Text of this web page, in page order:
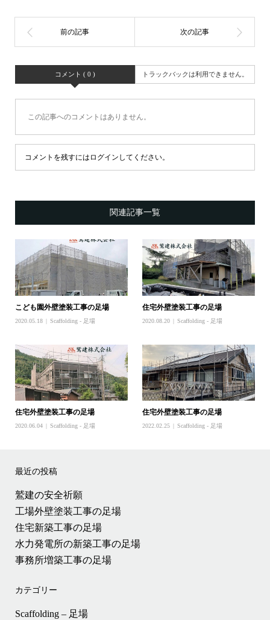
コメント ( 0 ) トラックバックは利用できません。
この記事へのコメントはありません。
コメントを残すにはログインしてください。
関連記事一覧
こども園外壁塗装工事の足場
2020.05.18 Scaffolding - 足場
住宅外壁塗装工事の足場
2020.08.20 Scaffolding - 足場
住宅外壁塗装工事の足場
2020.06.04 Scaffolding - 足場
住宅外壁塗装工事の足場
2022.02.25 Scaffolding - 足場
最近の投稿
鷲建の安全祈願
工場外壁塗装工事の足場
住宅新築工事の足場
水力発電所の新築工事の足場
事務所増築工事の足場
カテゴリー
Scaffolding – 足場